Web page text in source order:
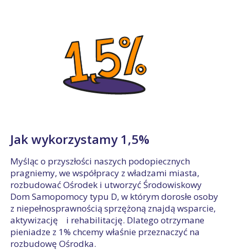
Jak wykorzystamy 1,5%
Myśląc o przyszłości naszych podopiecznych
pragniemy, we współpracy z władzami miasta,
rozbudować Ośrodek i utworzyć Środowiskowy
Dom Samopomocy typu D, w którym dorosłe osoby
z niepełnosprawnością sprzężoną znajdą wsparcie,
aktywizację i rehabilitację. Dlatego otrzymane
pieniadze z 1% chcemy właśnie przeznaczyć na
rozbudowę Ośrodka.